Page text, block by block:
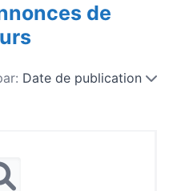
de
Date de publication